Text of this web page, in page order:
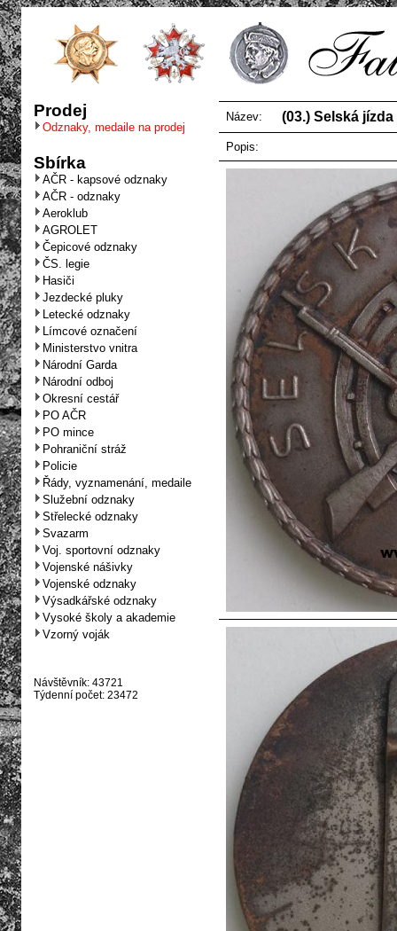
Prodej
Odznaky, medaile na prodej
Sbírka
AČR - kapsové odznaky
AČR - odznaky
Aeroklub
AGROLET
Čepicové odznaky
ČS. legie
Hasiči
Jezdecké pluky
Letecké odznaky
Límcové označení
Ministerstvo vnitra
Národní Garda
Národní odboj
Okresní cestář
PO AČR
PO mince
Pohraniční stráž
Policie
Řády, vyznamenání, medaile
Služební odznaky
Střelecké odznaky
Svazarm
Voj. sportovní odznaky
Vojenské nášivky
Vojenské odznaky
Výsadkářské odznaky
Vysoké školy a akademie
Vzorný voják
Návštěvník: 43721
Týdenní počet: 23472
Název: (03.) Selská
Popis: